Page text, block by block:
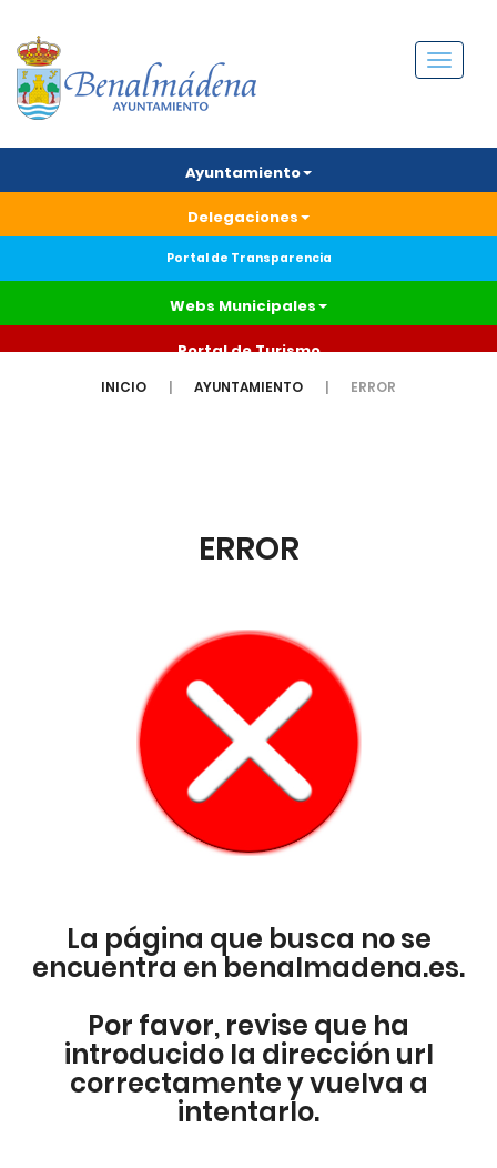
Menú
Ayuntamiento
Delegaciones
Portal de Transparencia
Webs Municipales
Portal de Turismo
INICIO AYUNTAMIENTO ERROR
ERROR
La página que busca no se
encuentra en benalmadena.es.
Por favor, revise que ha
introducido la dirección url
correctamente y vuelva a
intentarlo.